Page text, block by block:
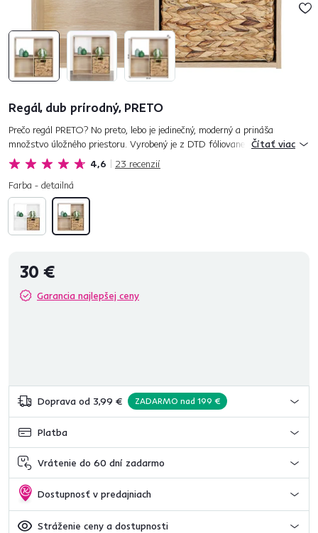
Regál, dub prírodný, PRETO
4,6 23 recenzií
Prečo regál PRETO? No preto, lebo je jedinečný, moderný a prináša
množstvo úložného priestoru. Vyrobený je z DTD fóliovanej v modernom
prevedení dub prírodný. Už na prvý pohľad dokáže zaujať svojím...
Čítať viac
Farba - detailná
30 €
Garancia najlepšej ceny
Doprava od 3,99 € ZADARMO nad 199 €
Platba
Vrátenie do 60 dní zadarmo
Dostupnosť v predajniach
Stráženie ceny a dostupnosti